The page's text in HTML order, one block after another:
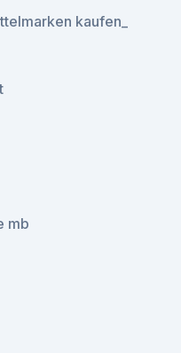
kaufen_
mb